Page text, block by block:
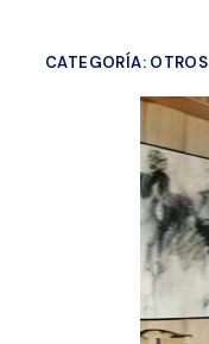
CATEGORÍA: OTROS